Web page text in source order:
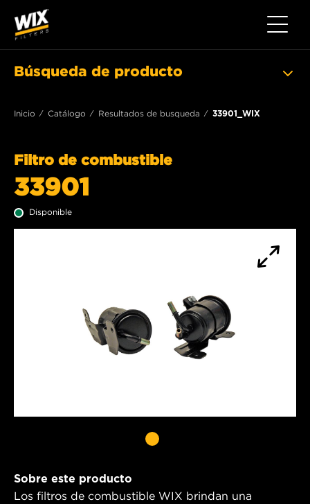
Toggle
Búsqueda de producto
Inicio Catálogo Resultados de busqueda 33901_WIX
Filtro de combustible
33901
Disponible
Sobre este producto
Los filtros de combustible WIX brindan una